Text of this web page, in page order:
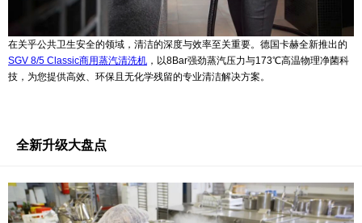
在关乎公共卫生安全的领域，清洁的深度与效率至关重要。德国卡赫全新推出的
SGV 8/5 Classic商用蒸汽清洗机 ，以8Bar强劲蒸汽压力与173℃高温物理净菌科
技，为您提供高效、环保且无化学残留的专业清洁解决方案。
全新升级大盘点